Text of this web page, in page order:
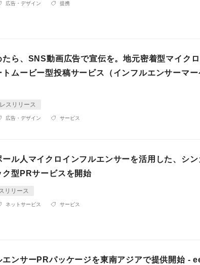
広告・デザイン 提携
ら、SNS動画広告で宣伝を。地元密着型マイク
ムービー型投稿サービス（インフルエンサーマー
スリリース
広告・デザイン サービス
ル人マイクロインフルエンサーを活用した、シン
ク型PRサービスを開始
リリース
ネットサービス サービス
エンサーPRパッケージを東南アジアで提供開始 -